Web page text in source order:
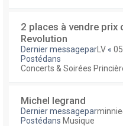
2 places à vendre prix
Revolution
Dernier messagepar LV «
Postédans
Concerts & Soirées
Michel legrand
Dernier messagepar
Postédans Musique